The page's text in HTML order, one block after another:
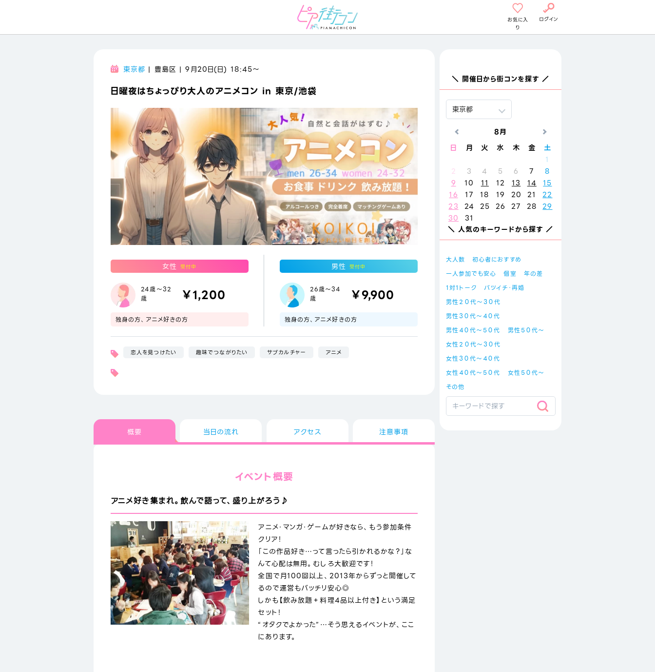
お気に入
り
ログイン
東京都 | 豊島区 | 9月20日(日) 18:45〜
日曜夜はちょっぴり大人のアニメコン in 東京/池袋
女性 受付中
24歳～32
歳
￥1,200
独身の方、アニメ好きの方
男性 受付中
26歳～34
歳
￥9,900
独身の方、アニメ好きの方
恋人を見つけたい 趣味でつながりたい サブカルチャー アニメ
概要 当日の流れ アクセス 注意事項
イベント概要
アニメ好き集まれ。飲んで語って、盛り上がろう♪
アニメ・マンガ・ゲームが好きなら、もう参加条件
クリア！
「この作品好き…って言ったら引かれるかな？」な
んて心配は無用。むしろ大歓迎です！
全国で月100回以上、2013年からずっと開催して
るので運営もバッチリ安心◎
しかも【飲み放題＋料理4品以上付き】という満足
セット！
“オタクでよかった”…そう思えるイベントが、ここ
にあります。
＼ 開催日から街コンを探す ／
8月
日
月 火 水 木 金
土
1
2
3 4 5 6 7
8
9
10 11 12 13 14
15
16
17 18 19 20 21
22
23
24 25 26 27 28
29
30
31
＼ 人気のキーワードから探す ／
大人数
初心者におすすめ
一人参加でも安心
個室
年の差
1対1トーク
バツイチ・再婚
男性２０代～３０代
男性３０代～４０代
男性４０代～５０代
男性５０代～
女性２０代～３０代
女性３０代～４０代
女性４０代～５０代
女性５０代～
その他